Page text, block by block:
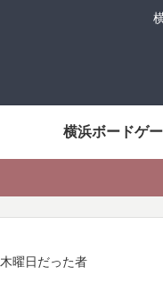
横浜ボードゲ
木曜日だった者